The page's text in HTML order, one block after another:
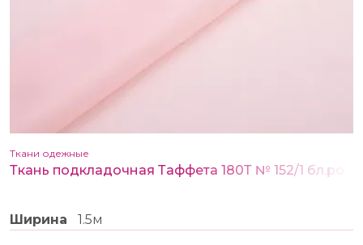
Ткани одежные
Ширина 1.5м